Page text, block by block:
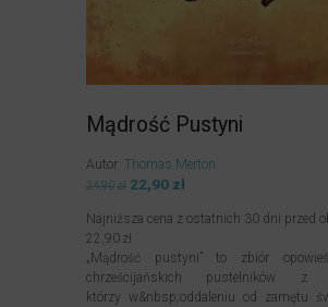
Mądrość Pustyni
Autor: Thomas Merton
24,90zł Pierwotna
wynosiła:
24,90zł.
22,90 złAktualna
wynosi:
Najniższa cena z ostatnich 30 dni przed
22,90 zł
„Mądrość pustyni” to zbiór
chrześcijańskich pustelników z
którzy w&nbsp;oddaleniu od zamętu